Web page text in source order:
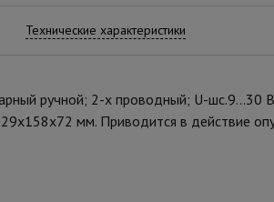
Технические характеристики
ручной; 2-х проводный; U-шс.9...30
мм. Приводится в действие